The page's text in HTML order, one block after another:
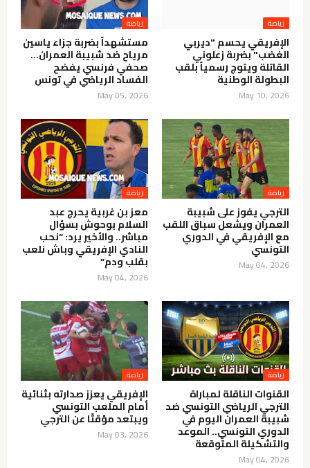
الإفريقي يحسم "ديربي
الغضب" بضربة زعلوني
القاتلة ويتوج رسمياً بلقب
البطولة الوطنية
May 10, 2026
مستشهداً بضربة جزاء ياسين
مرياح ضد شبيبة العمران…
صحفي فرنسي يفضح
الفساد الرياضي في تونس
May 05, 2026
الترجي يفوز على شبيبة
العمران ويشعل سباق اللقب
مع الإفريقي في الدوري
التونسي
May 04, 2026
معز بن غربية يحرج عبد
السلام بوحوش بسؤال
مباشر.. والأخير يرد: “نحب
النادي الإفريقي وباش نلعب
بقلب ودم”
May 04, 2026
القنوات الناقلة لمباراة
الترجي الرياضي التونسي ضد
شبيبة العمران اليوم في
الدوري التونسي.. الموعد
والتشكيلة المتوقعة
May 04, 2026
الإفريقي يعزز صدارته بثنائية
أمام الملعب التونسي
ويبتعد مؤقتًا عن الترجي
May 03, 2026